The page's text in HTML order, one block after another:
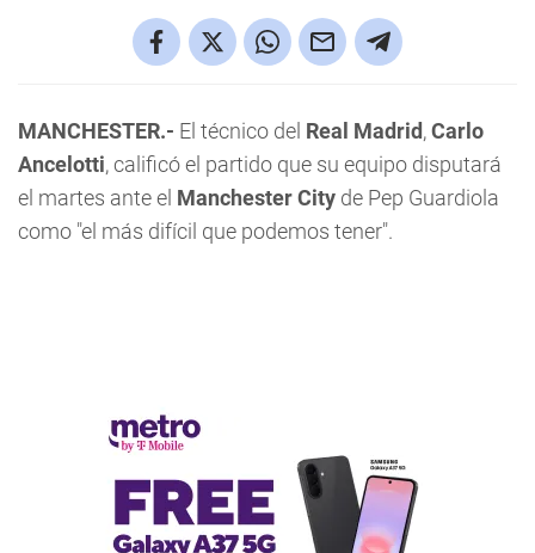
MANCHESTER.- El técnico del Real Madrid,Carlo
Ancelotti, calificó el partido que su equipo disputará
el martes ante el Manchester City de Pep Guardiola
como "el más difícil que podemos tener".